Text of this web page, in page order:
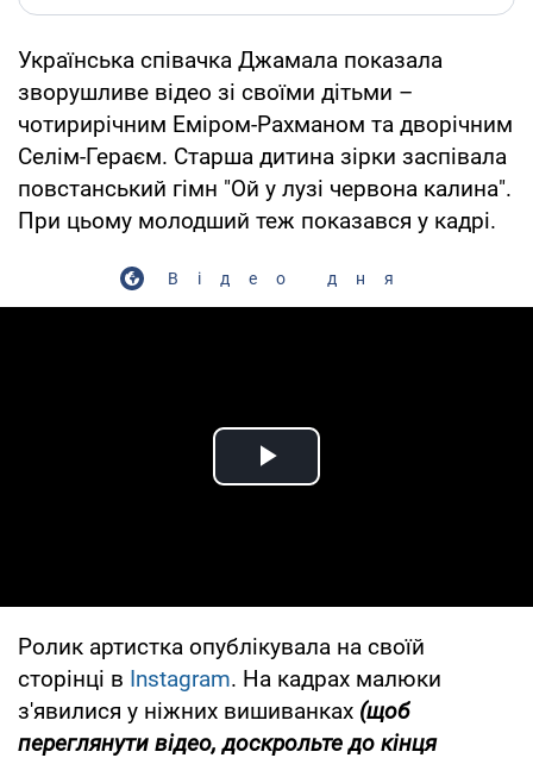
Українська співачка Джамала показала
зворушливе відео зі своїми дітьми –
чотирирічним Еміром-Рахманом та дворічним
Селім-Гераєм. Старша дитина зірки заспівала
повстанський гімн "Ой у лузі червона калина".
При цьому молодший теж показався у кадрі.
Відео дня
Play Video
Ролик артистка опублікувала на своїй
сторінці в Instagram. На кадрах малюки
з'явилися у ніжних вишиванках (щоб
переглянути відео, доскрольте до кінця